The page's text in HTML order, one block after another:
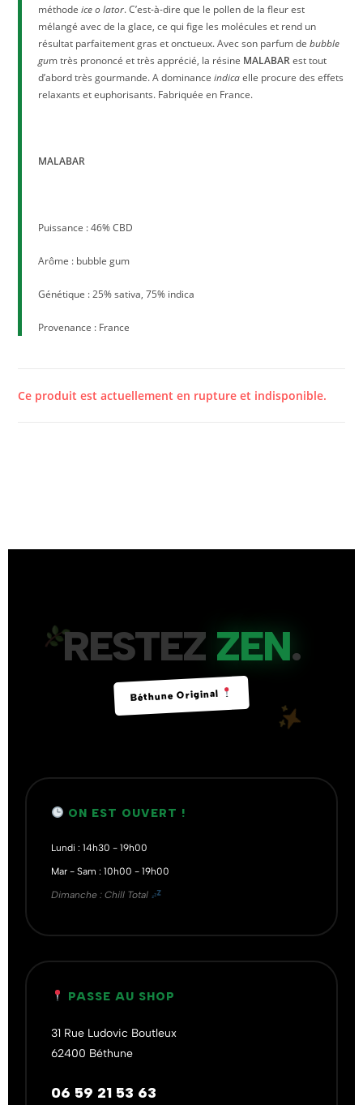
méthode ice o lator. C’est-à-dire que le pollen de la fleur est
mélangé avec de la glace, ce qui fige les molécules et rend un
résultat parfaitement gras et onctueux. Avec son parfum debubble
gum très prononcé et très apprécié, la résine MALABARest tout
d’abord très gourmande. A dominanceindicaelle procure des effets
relaxants et euphorisants. Fabriquée en France.
MALABAR
Puissance : 46% CBD
Arôme : bubble gum
Génétique : 25% sativa, 75% indica
Provenance : France
Ce produit est actuellement en rupture et indisponible.
RESTEZ ZEN.
Béthune Original
ON EST OUVERT !
Lundi : 14h30 - 19h00
Mar - Sam : 10h00 - 19h00
Dimanche : Chill Total
PASSE AU SHOP
31 Rue Ludovic Boutleux
62400 Béthune
06 59 21 53 63